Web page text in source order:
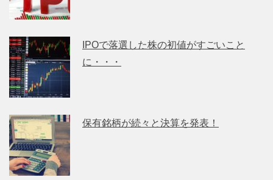
IPOで落選した株の初値がすごいこと
に・・・
保有銘柄が続々と決算を発表！